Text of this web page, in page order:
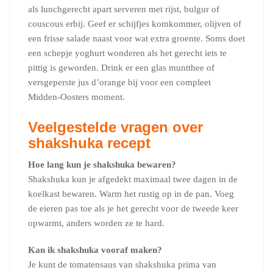
als lunchgerecht apart serveren met rijst, bulgur of
couscous erbij. Geef er schijfjes komkommer, olijven of
een frisse salade naast voor wat extra groente. Soms doet
een schepje yoghurt wonderen als het gerecht iets te
pittig is geworden. Drink er een glas muntthee of
versgeperste jus d’orange bij voor een compleet
Midden-Oosters moment.
Veelgestelde vragen over
shakshuka recept
Hoe lang kun je shakshuka bewaren?
Shakshuka kun je afgedekt maximaal twee dagen in de
koelkast bewaren. Warm het rustig op in de pan. Voeg
de eieren pas toe als je het gerecht voor de tweede keer
opwarmt, anders worden ze te hard.
Kan ik shakshuka vooraf maken?
Je kunt de tomatensaus van shakshuka prima van